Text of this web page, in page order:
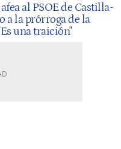
al PSOE de Castilla-
a la prórroga de la
una traición"